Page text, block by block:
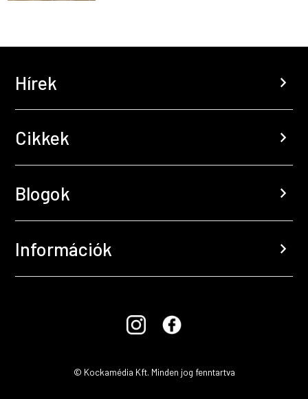
Hírek chevron_right
Cikkek chevron_right
Blogok chevron_right
Információk chevron_right
© Kockamédia Kft. Minden jog fenntartva